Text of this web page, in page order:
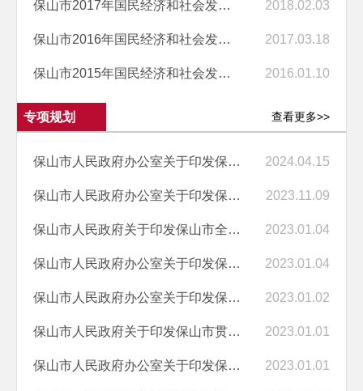
保山市2017年国民经济和社会发展计划执行情况与2018年国民经济和社会发... 2018.02.03
保山市2016年国民经济和社会发展计划执行情况与2017年国民经济和社会发... 2017.03.18
保山市2015年国民经济和社会发展计划执行情况与2016年国民经济和社会发... 2016.01.10
专项规划 查看更多>>
保山市人民政府办公室关于印发保山市消防安全治理能力提升三年行动计划... 2024.04.15
保山市人民政府办公室关于印发保山市滇菜标准化品牌化产业化发展三年行... 2023.11.09
保山市人民政府关于印发保山市全民健身实施计划（2021—2025年）的通知 2023.01.04
保山市人民政府办公室关于印发保山市校园安全防范能力提升三年行动计划... 2023.01.04
保山市人民政府办公室关于印发保山市“十四五”卫生健康事业发展规划的通知 2023.01.02
保山市人民政府关于印发保山市贯彻落实“十四五”市场监管现代化规划重... 2023.01.01
保山市人民政府办公室关于印发保山市“十四五”民政事业发展规划的通知 2023.01.01